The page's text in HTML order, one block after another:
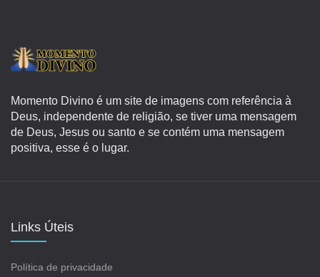
Momento Divino é um site de imagens com referência à
Deus, independente de religião, se tiver uma mensagem
de Deus, Jesus ou santo e se contém uma mensagem
positiva, esse é o lugar.
Links Úteis
Política de privacidade